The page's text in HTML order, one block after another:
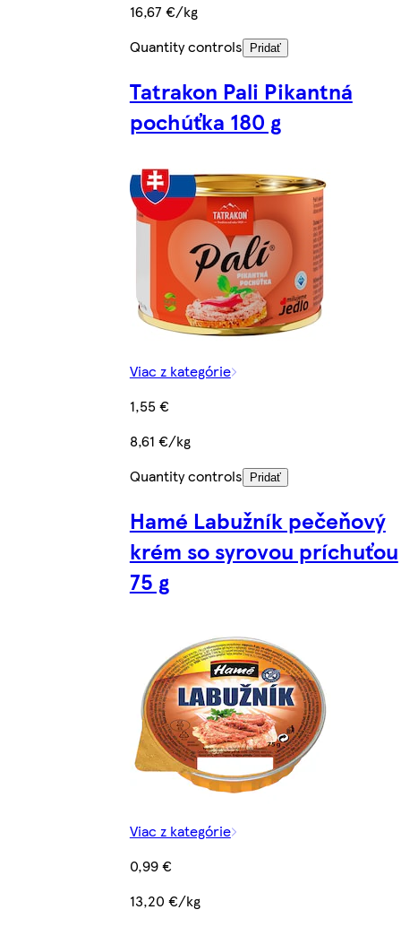
16,67 €/kg
Quantity controls
Pridať
Tatrakon Pali Pikantná
pochúťka 180 g
Viac z kategórie
1,55 €
8,61 €/kg
Quantity controls
Pridať
Hamé Labužník pečeňový
krém so syrovou príchuťou
75 g
Viac z kategórie
0,99 €
13,20 €/kg